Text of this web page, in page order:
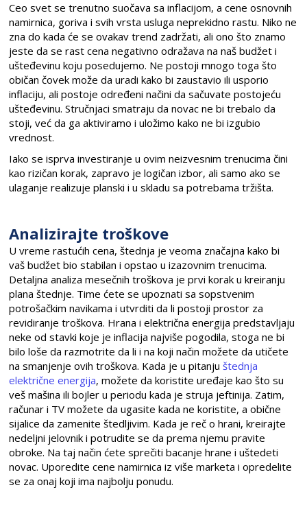
Ceo svet se trenutno suočava sa inflacijom, a cene osnovnih
namirnica, goriva i svih vrsta usluga neprekidno rastu. Niko ne
zna do kada će se ovakav trend zadržati, ali ono što znamo
jeste da se rast cena negativno odražava na naš budžet i
ušteđevinu koju posedujemo. Ne postoji mnogo toga što
običan čovek može da uradi kako bi zaustavio ili usporio
inflaciju, ali postoje određeni načini da sačuvate postojeću
ušteđevinu. Stručnjaci smatraju da novac ne bi trebalo da
stoji, već da ga aktiviramo i uložimo kako ne bi izgubio
vrednost.
Iako se isprva investiranje u ovim neizvesnim trenucima čini
kao rizičan korak, zapravo je logičan izbor, ali samo ako se
ulaganje realizuje planski i u skladu sa potrebama tržišta.
Analizirajte troškove
U vreme rastućih cena, štednja je veoma značajna kako bi
vaš budžet bio stabilan i opstao u izazovnim trenucima.
Detaljna analiza mesečnih troškova je prvi korak u kreiranju
plana štednje. Time ćete se upoznati sa sopstvenim
potrošačkim navikama i utvrditi da li postoji prostor za
revidiranje troškova. Hrana i električna energija predstavljaju
neke od stavki koje je inflacija najviše pogodila, stoga ne bi
bilo loše da razmotrite da li i na koji način možete da utičete
na smanjenje ovih troškova. Kada je u pitanjuštednja
električne energija, možete da koristite uređaje kao što su
veš mašina ili bojler u periodu kada je struja jeftinija. Zatim,
računar i TV možete da ugasite kada ne koristite, a obične
sijalice da zamenite štedljivim. Kada je reč o hrani, kreirajte
nedeljni jelovnik i potrudite se da prema njemu pravite
obroke. Na taj način ćete sprečiti bacanje hrane i uštedeti
novac. Uporedite cene namirnica iz više marketa i opredelite
se za onaj koji ima najbolju ponudu.